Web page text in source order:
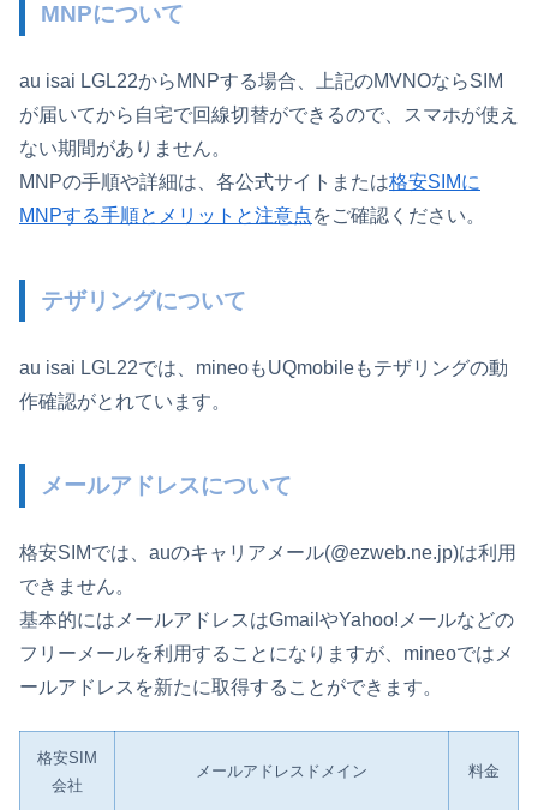
MNPについて
au isai LGL22からMNPする場合、上記のMVNOならSIM
が届いてから自宅で回線切替ができるので、スマホが使え
ない期間がありません。
MNPの手順や詳細は、各公式サイトまたは格安SIMに
MNPする手順とメリットと注意点をご確認ください。
テザリングについて
au isai LGL22では、mineoもUQmobileもテザリングの動
作確認がとれています。
メールアドレスについて
格安SIMでは、auのキャリアメール(@ezweb.ne.jp)は利用
できません。
基本的にはメールアドレスはGmailやYahoo!メールなどの
フリーメールを利用することになりますが、mineoではメ
ールアドレスを新たに取得することができます。
格安SIM
会社
メールアドレスドメイン 料金